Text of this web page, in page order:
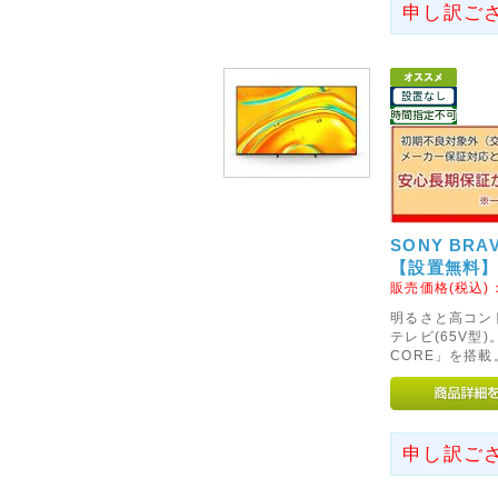
フリーメール(Yahoo)、ocnメ
ちらをご参照いただき、受信設
2012年03月30日
◇来店引取りにつきまして◇
当店はインターネット通信販売
来店引取りを行っておりませ
◇ご入力頂きまますメール
ヤフー様のフリーメール(ドメ
頂いておりますお客様へはご
事例を確認しております。
お手数ですがヤフー様のフリ
ますようよろしくお願いいたし
申し訳ご
SONY
【設置無料
販売価格(税込)
明るさと高コ
テレビ(65V型)
CORE」を搭載
申し訳ご